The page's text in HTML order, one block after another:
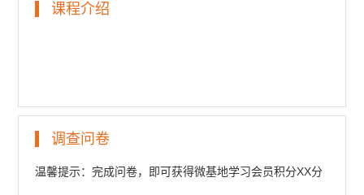
汇率形势分析与汇率风险管理 (四）
课程介绍
调查问卷
温馨提示：完成问卷，即可获得微基地学习会员积分XX分